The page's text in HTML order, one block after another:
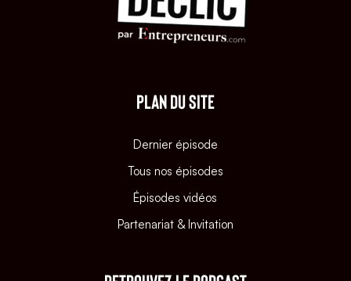
PLAN DU SITE
Dernier épisode
Tous nos épisodes
Épisodes vidéos
Partenariat & Invitation